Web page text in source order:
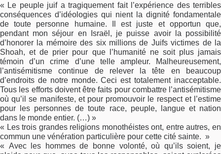
« Le peuple juif a tragiquement fait l’expérience des terribles
conséquences d’idéologies qui nient la dignité fondamentale
de toute personne humaine. Il est juste et opportun que,
pendant mon séjour en Israël, je puisse avoir la possibilité
d’honorer la mémoire des six millions de Juifs victimes de la
Shoah, et de prier pour que l’humanité ne soit plus jamais
témoin d’un crime d’une telle ampleur. Malheureusement,
l’antisémitisme continue de relever la tête en beaucoup
d’endroits de notre monde. Ceci est totalement inacceptable.
Tous les efforts doivent être faits pour combattre l’antisémitisme
où qu’il se manifeste, et pour promouvoir le respect et l’estime
pour les personnes de toute race, peuple, langue et nation
dans le monde entier. (…) »
« Les trois grandes religions monothéistes ont, entre autres, en
commun une vénération particulière pour cette cité sainte. »
« Avec les hommes de bonne volonté, où qu’ils soient, je